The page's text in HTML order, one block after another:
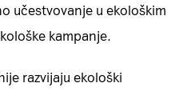
učestvovanje u ekološkim
kampanje.
razvijaju ekološki